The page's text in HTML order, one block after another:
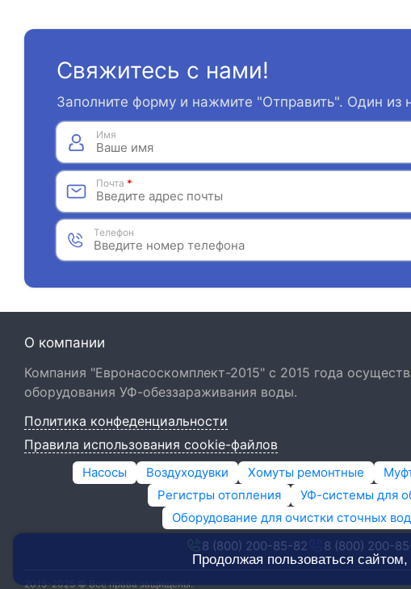
Свяжитесь с нами!
Заполните форму и нажмите "Отправить". Один из
Имя
Почта *
Телефон
О компании
Компания "Евронасоскомплект-2015" с 2015 года
оборудования УФ-обеззараживания воды.
Политика конфеденциальности
Правила использования cookie-файлов
Насосы Воздуходувки Хомуты ремонтные
Регистры отопления
УФ-системы для
Оборудование для очистки сточных вод
8 (800) 200-85-82
8 (800) 200-
2015-2025 © Все права защищены.
Продолжая пользоваться